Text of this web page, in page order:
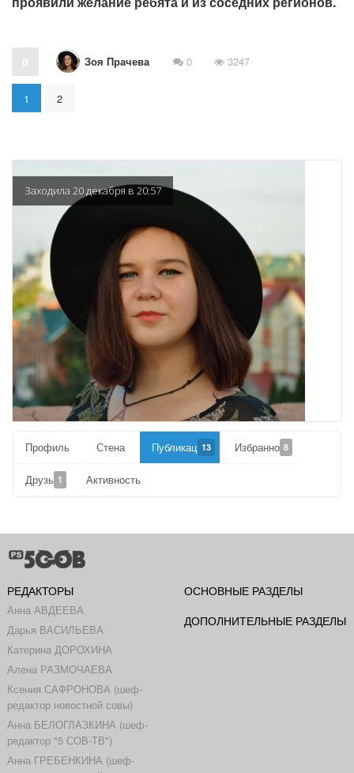
0 Зоя Прачева 0 3247
1 2
Заходила 20 декабря в 20:57
Профиль Стена Публикации13 Избранное8
Друзья1 Активность
РЕДАКТОРЫ
Анна АВДЕЕВА
Дарья ВАСИЛЬЕВА
Катерина ДОРОХИНА
Алена РАЗМОЧАЕВА
Ксения САФРОНОВА (шеф-
редактор новостной совы)
Анна БЕЛОГЛАЗКИНА (шеф-
редактор "5 СОВ-ТВ")
Анна ГРЕБЕНКИНА (шеф-
ОСНОВНЫЕ РАЗДЕЛЫ
ДОПОЛНИТЕЛЬНЫЕ РАЗДЕЛЫ